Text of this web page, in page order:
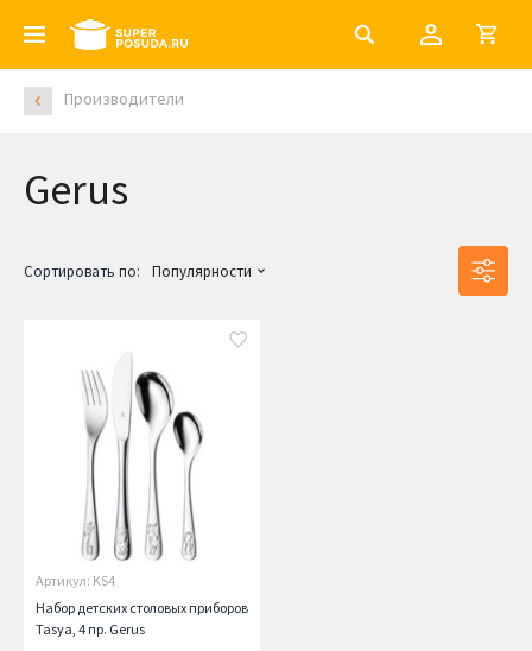
Производители
Gerus
Сортировать по: Популярности
Артикул: KS4
Набор детских столовых приборов
Tasya, 4 пр. Gerus